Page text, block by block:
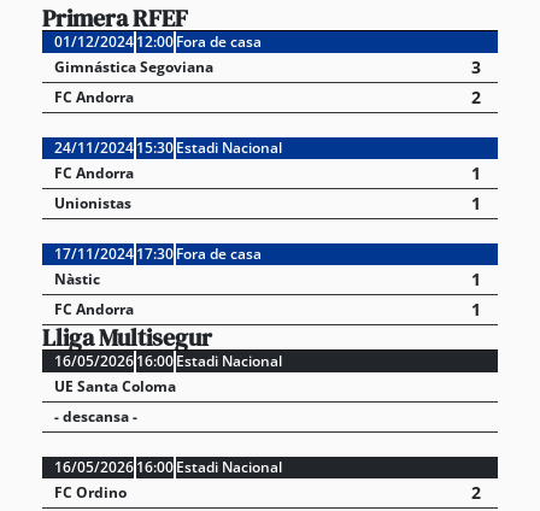
Primera RFEF
01/12/202412:00Fora de casa
Gimnástica Segoviana
3
FC Andorra 2
24/11/202415:30Estadi Nacional
FC Andorra
1
Unionistas 1
17/11/202417:30Fora de casa
Nàstic
1
FC Andorra 1
Lliga Multisegur
16/05/202616:00Estadi Nacional
UE Santa Coloma
- descansa -
16/05/202616:00Estadi Nacional
FC Ordino
2